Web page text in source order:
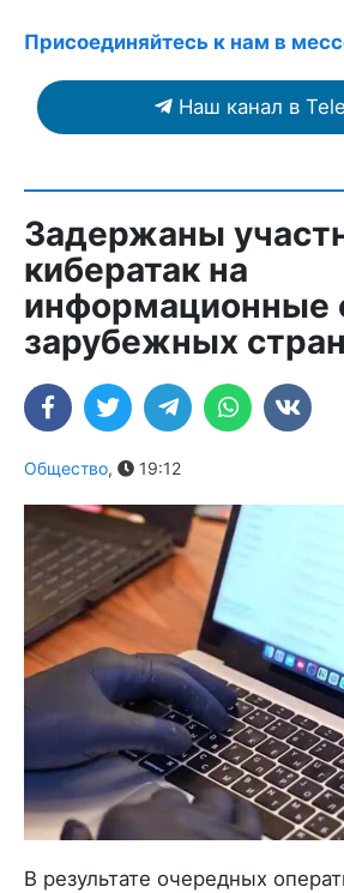
Присоединяйтесь к нам в
Наш канал в
Задержаны
кибератак на
информационные
зарубежных стран
Общество, 19:12
В результате очередных